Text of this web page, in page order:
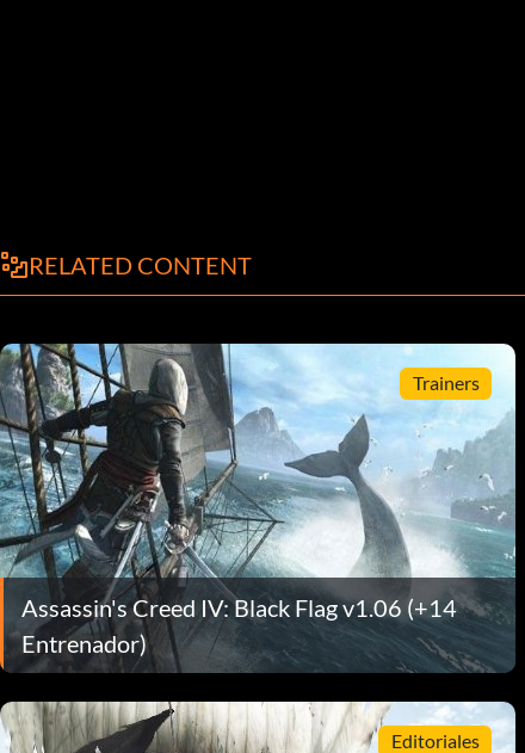
RELATED CONTENT
Trainers
Assassin's Creed IV: Black Flag v1.06 (+14
Entrenador)
Editoriales